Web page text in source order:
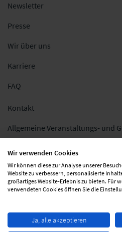
Newsletter
Presse
Wir über uns
Karriere
FAQ
Kontakt
Allgemeine Veranstaltungs- und
Impressum
Datenschutz
Folgen Sie uns
Wir verwenden Cookies
Wir können diese zur Analyse unserer
Website zu verbessern, personalisierte
großartiges Website-Erlebnis zu bieten. Für
verwendeten Cookies öffnen Sie die
Ja, alle akzeptieren